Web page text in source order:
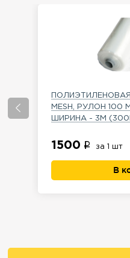
ПОЛИЭТИЛЕНОВАЯ
MESH, РУЛОН
ШИРИНА - 3М
1500 за 1 шт
В